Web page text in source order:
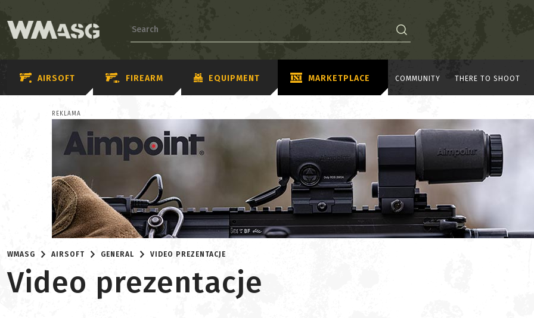
AIRSOFT FIREARM EQUIPMENT MARKETPLACE COMMUNITY THERE TO SHOOT
REKLAMA
WMASG AIRSOFT GENERAL VIDEO PREZENTACJE
Video prezentacje